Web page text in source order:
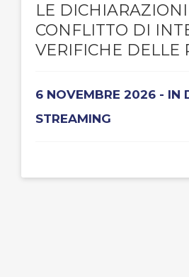
LE
CONFLITTO DI
VERIFICHE DELLE
6 NOVEMBRE 2026 - IN
STREAMING